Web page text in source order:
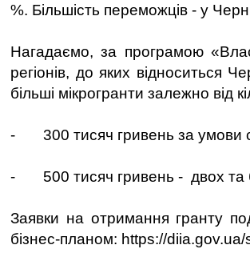
%. Більшість переможців - у
Нагадаємо, за програмою
регіонів, до яких відноситься
більші мікрогранти залежно від
- 300 тисяч гривень за умови
- 500 тисяч гривень - двох та
Заявки на отримання гранту
бізнес-планом: https://